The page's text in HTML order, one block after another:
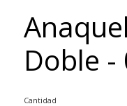
Doble -
Cantidad